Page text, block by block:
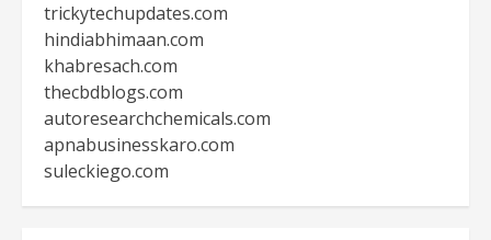
trickytechupdates.com
hindiabhimaan.com
khabresach.com
thecbdblogs.com
autoresearchchemicals.com
apnabusinesskaro.com
suleckiego.com